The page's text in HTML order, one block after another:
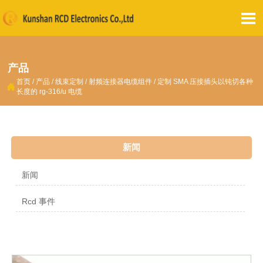

产品
 首页 / 产品 /线束定制 / 射频连接器电缆组件 / 定制 SMA 压接插头以钝切各种
长度的 rg-316/u 电缆
新闻
新闻
Rcd 事件